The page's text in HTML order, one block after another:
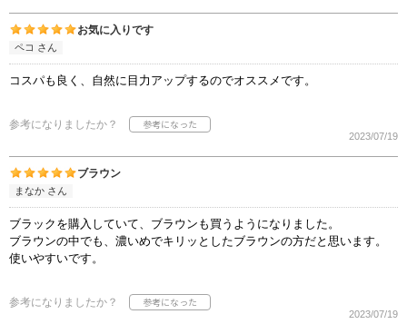
お気に入りです
ペコ さん
コスパも良く、自然に目力アップするのでオススメです。
参考になりましたか？
2023/07/19
ブラウン
まなか さん
ブラックを購入していて、ブラウンも買うようになりました。
ブラウンの中でも、濃いめでキリッとしたブラウンの方だと思います。
使いやすいです。
参考になりましたか？
2023/07/19